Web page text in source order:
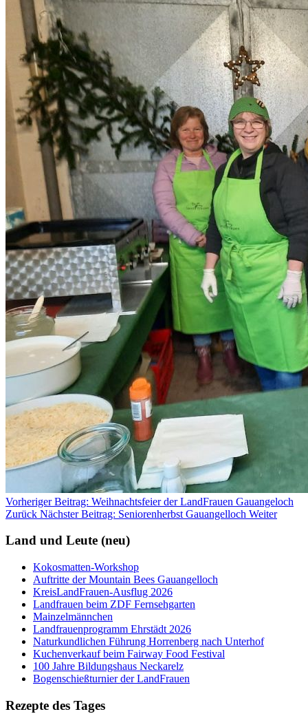
Vorheriger Beitrag: Weihnachtsfeier der LandFrauen Gauangeloch
Zurück Nächster Beitrag: Seniorenherbst Gauangelloch Weiter
Land und Leute (neu)
Kokosmatten-Workshop
Auftritte der Mountain Bees Gauangelloch
KreisLandFrauen-Ausflug 2026
Landfrauen beim ZDF Fernsehgarten
Mainzelmännchen
Landfrauenprogramm Ehrstädt 2026
Naturkundlichen Führung Horrenberg nach Unterhof
Kuchenverkauf beim Fairway Food Festival
100 Jahre Bildungshaus Neckarelz
Bogenschießturnier der LandFrauen
Rezepte des Tages